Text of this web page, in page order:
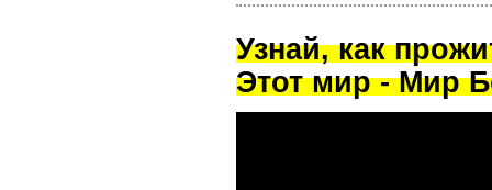
Узнай, как
Этот мир - Мир